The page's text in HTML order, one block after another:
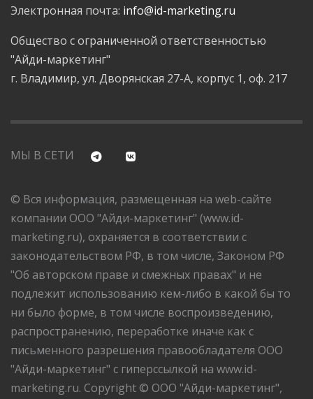
Электронная почта: info@id-marketing.ru
Общество с ограниченной ответственностью
"Айди-маркетинг"
г. Владимир, ул. Дворянская 27-А, корпус 1, оф. 217
МЫ В СЕТИ
© Вся информация, размещенная на web-сайте
компании ООО "Айди-маркетинг" (www.id-
marketing.ru), охраняется в соответствии с
законодательством РФ, в том числе, Законом РФ
"Об авторском праве и смежных правах" и не
подлежит использованию кем-либо в какой бы то
ни было форме, в том числе воспроизведению,
распространению, переработке иначе как с
письменного разрешения правообладателя ООО
"Айди-маркетинг" с гиперссылкой на www.id-
marketing.ru. Copyright © ООО "Айди-маркетинг",